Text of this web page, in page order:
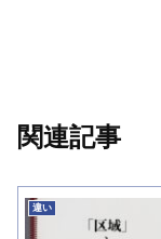
関連記事
違い